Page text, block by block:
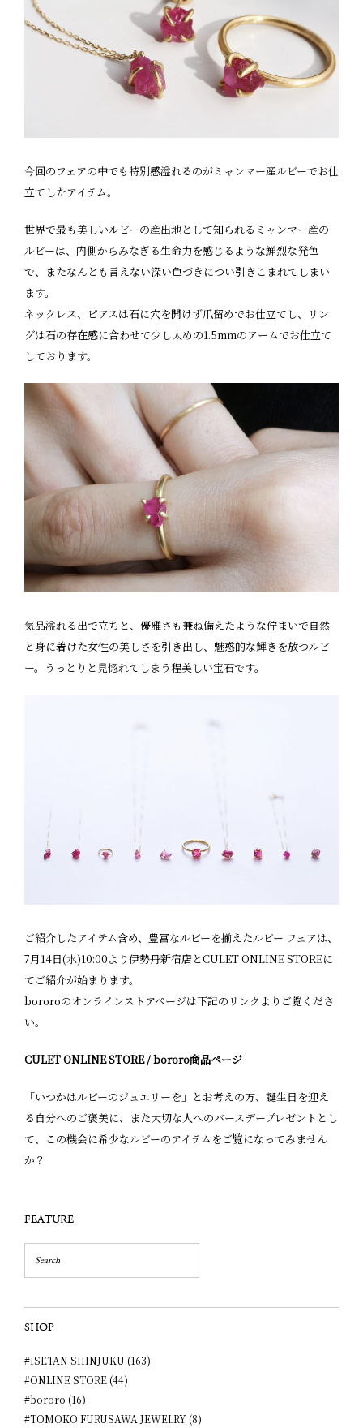
今回のフェアの中でも特別感溢れるのがミャンマー産ルビーでお仕
立てしたアイテム。
世界で最も美しいルビーの産出地として知られるミャンマー産の
ルビーは、内側からみなぎる生命力を感じるような鮮烈な発色
で、またなんとも言えない深い色づきについ引きこまれてしまい
ます。
ネックレス、ピアスは石に穴を開けず爪留めでお仕立てし、リン
グは石の存在感に合わせて少し太めの1.5mmのアームでお仕立て
しております。
気品溢れる出で立ちと、優雅さも兼ね備えたような佇まいで自然
と身に着けた女性の美しさを引き出し、魅惑的な輝きを放つルビ
ー。うっとりと見惚れてしまう程美しい宝石です。
ご紹介したアイテム含め、豊富なルビーを揃えたルビー フェアは、
7月14日(水)10:00より伊勢丹新宿店とCULET ONLINE STOREに
てご紹介が始まります。
bororoのオンラインストアページは下記のリンクよりご覧くださ
い。
CULET ONLINE STORE / bororo商品ページ
「いつかはルビーのジュエリーを」とお考えの方、誕生日を迎え
る自分へのご褒美に、また大切な人へのバースデープレゼントとし
て、この機会に希少なルビーのアイテムをご覧になってみません
か？
FEATURE
SHOP
#ISETAN SHINJUKU (163)
#ONLINE STORE (44)
#bororo (16)
#TOMOKO FURUSAWA JEWELRY (8)